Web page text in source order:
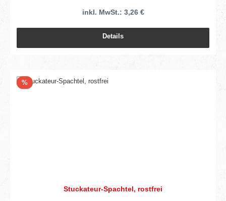
inkl. MwSt.: 3,26 €
Details
%Rabatt
Stuckateur-Spachtel, rostfrei